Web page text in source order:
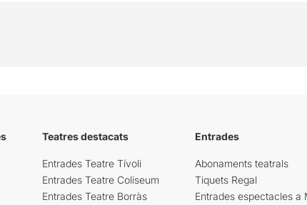
Teatres destacats
Entrades Teatre Tívoli
Entrades Teatre Coliseum
Entrades Teatre Borràs
Entrades
Abonaments teatrals
Tiquets Regal
Entrades espectacles a